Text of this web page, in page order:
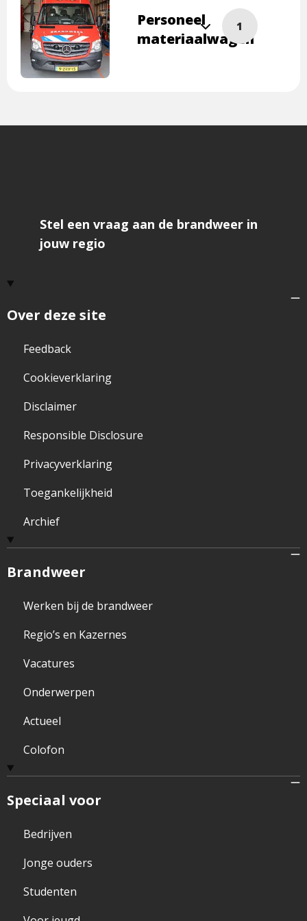
foto
om
te
vergroten
Personeel
materiaalwagen
Lees
meer
1
Over deze site
Feedback
Cookieverklaring
Disclaimer
Responsible Disclosure
Privacyverklaring
Toegankelijkheid
Archief
Brandweer
Werken bij de brandweer
Regio’s en Kazernes
Vacatures
Onderwerpen
Actueel
Colofon
Speciaal voor
Bedrijven
Jonge ouders
Studenten
Stel een vraag aan de brandweer in
jouw regio